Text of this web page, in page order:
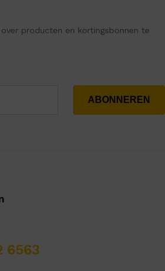
producten en kortingsbonnen te
6563